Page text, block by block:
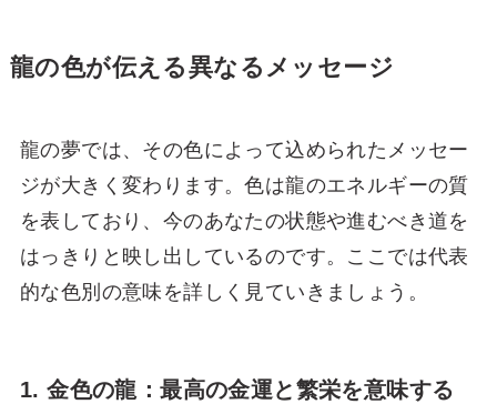
龍の色が伝える異なるメッセージ
龍の夢では、その色によって込められたメッセー
ジが大きく変わります。色は龍のエネルギーの質
を表しており、今のあなたの状態や進むべき道を
はっきりと映し出しているのです。ここでは代表
的な色別の意味を詳しく見ていきましょう。
1. 金色の龍：最高の金運と繁栄を意味する